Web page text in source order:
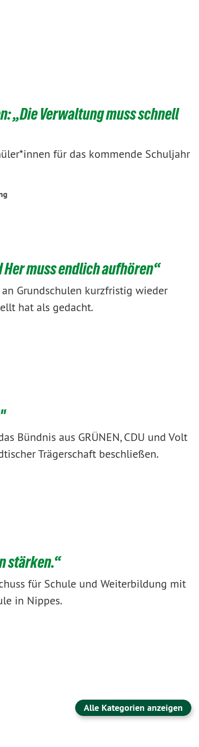
„Die Verwaltung muss schnell
für das kommende Schuljahr
Her muss endlich aufhören“
Grundschulen kurzfristig wieder
hat als gedacht.
Bündnis aus GRÜNEN, CDU und Volt
Trägerschaft beschließen.
stärken.“
für Schule und Weiterbildung mit
in Nippes.
Alle Kategorien anzeigen